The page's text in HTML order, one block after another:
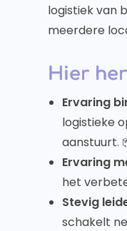
logistiek van
meerdere
Hier
Ervaring
logistieke
aanstuurt.
Ervaring
het
Stevig
schakelt